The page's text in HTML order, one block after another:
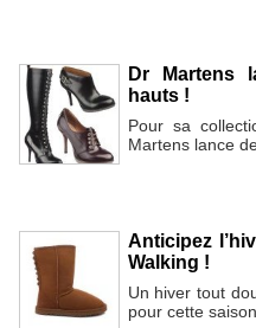
Dr Martens
hauts !
Pour sa
Martens lance
Anticipez
Walking !
Un hiver tout
pour cette